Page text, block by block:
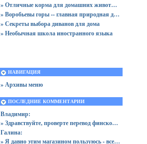
» Отличные корма для домашних животных
» Воробьевы горы -- главная природная достопримечательность Москвы
» Секреты выбора диванов для дома
» Необычная школа иностранного языка
НАВИГАЦИЯ
» Архивы меню
ПОСЛЕДНИЕ КОММЕНТАРИИ
Владимир:
» Здравствуйте, проверте перевод финского слова kolme (три) это сло...
Галина:
» Я давно этим магазином пользуюсь - всегда дешевле намного художес...